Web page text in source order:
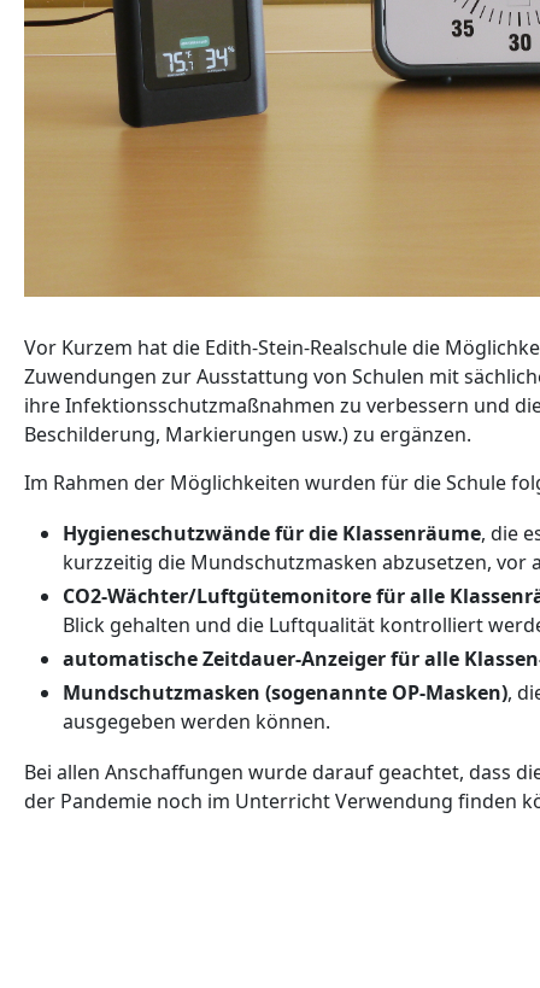
Vor Kurzem hat die Edith-Stein-Realschule die
Zuwendungen zur Ausstattung von Schulen mit
ihre Infektionsschutzmaßnahmen zu verbessern und
Beschilderung, Markierungen usw.) zu ergänzen.
Im Rahmen der Möglichkeiten wurden für die Schule
Hygieneschutzwände für die Klassenräume, die
kurzzeitig die Mundschutzmasken abzusetzen,
CO2-Wächter/Luftgütemonitore für alle
Blick gehalten und die Luftqualität kontrolliert
automatische Zeitdauer-Anzeiger für alle
Mundschutzmasken (sogenannte OP-Masken),
ausgegeben werden können.
Bei allen Anschaffungen wurde darauf geachtet, dass
der Pandemie noch im Unterricht Verwendung finden